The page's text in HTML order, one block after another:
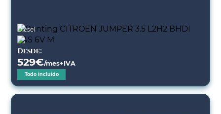
Diésel
Desde:
529€/mes+IVA
Todo incluido